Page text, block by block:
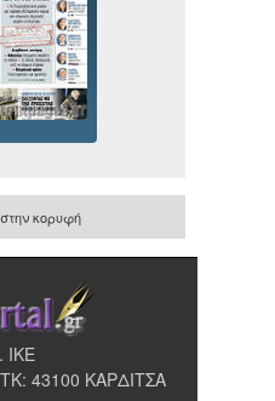
κορυφή
ΙΚΕ
43100 ΚΑΡΔΙΤΣΑ